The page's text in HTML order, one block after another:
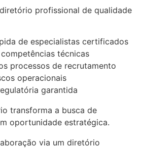
profissional de qualidade
de especialistas certificados
técnicas
processos de recrutamento
operacionais
garantida
transforma a busca de
oportunidade estratégica.
via um diretório